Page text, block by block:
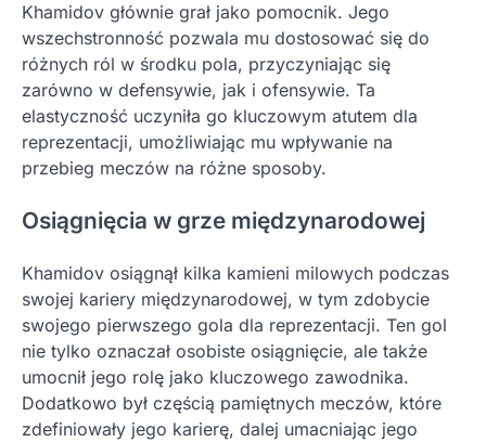
Khamidov głównie grał jako pomocnik. Jego
wszechstronność pozwala mu dostosować się do
różnych ról w środku pola, przyczyniając się
zarówno w defensywie, jak i ofensywie. Ta
elastyczność uczyniła go kluczowym atutem dla
reprezentacji, umożliwiając mu wpływanie na
przebieg meczów na różne sposoby.
Osiągnięcia w grze międzynarodowej
Khamidov osiągnął kilka kamieni milowych podczas
swojej kariery międzynarodowej, w tym zdobycie
swojego pierwszego gola dla reprezentacji. Ten gol
nie tylko oznaczał osobiste osiągnięcie, ale także
umocnił jego rolę jako kluczowego zawodnika.
Dodatkowo był częścią pamiętnych meczów, które
zdefiniowały jego karierę, dalej umacniając jego